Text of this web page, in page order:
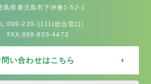
島県鹿児島市下伊敷1-52-1
220-1111(総合窓口)
FAX:099-803-4473
問い合わせはこちら